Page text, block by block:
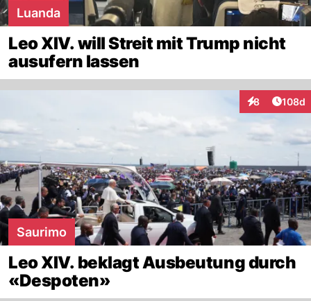
Luanda
Leo XIV. will Streit mit Trump nicht
ausufern lassen
8
Interaktionen
108d
Saurimo
Leo XIV. beklagt Ausbeutung durch
«Despoten»